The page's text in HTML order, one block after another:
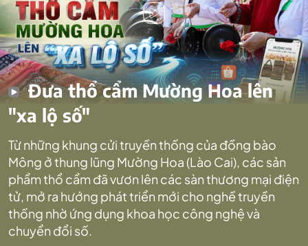
Đưa thổ cẩm Mường Hoa lên
"xa lộ số"
Từ những khung cửi truyền thống của đồng bào
Mông ở thung lũng Mường Hoa (Lào Cai), các sản
phẩm thổ cẩm đã vươn lên các sàn thương mại điện
tử, mở ra hướng phát triển mới cho nghề truyền
thống nhờ ứng dụng khoa học công nghệ và
chuyển đổi số.